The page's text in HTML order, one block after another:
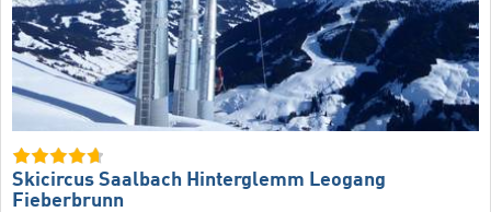
Skicircus Saalbach Hinterglemm Leogang
Fieberbrunn